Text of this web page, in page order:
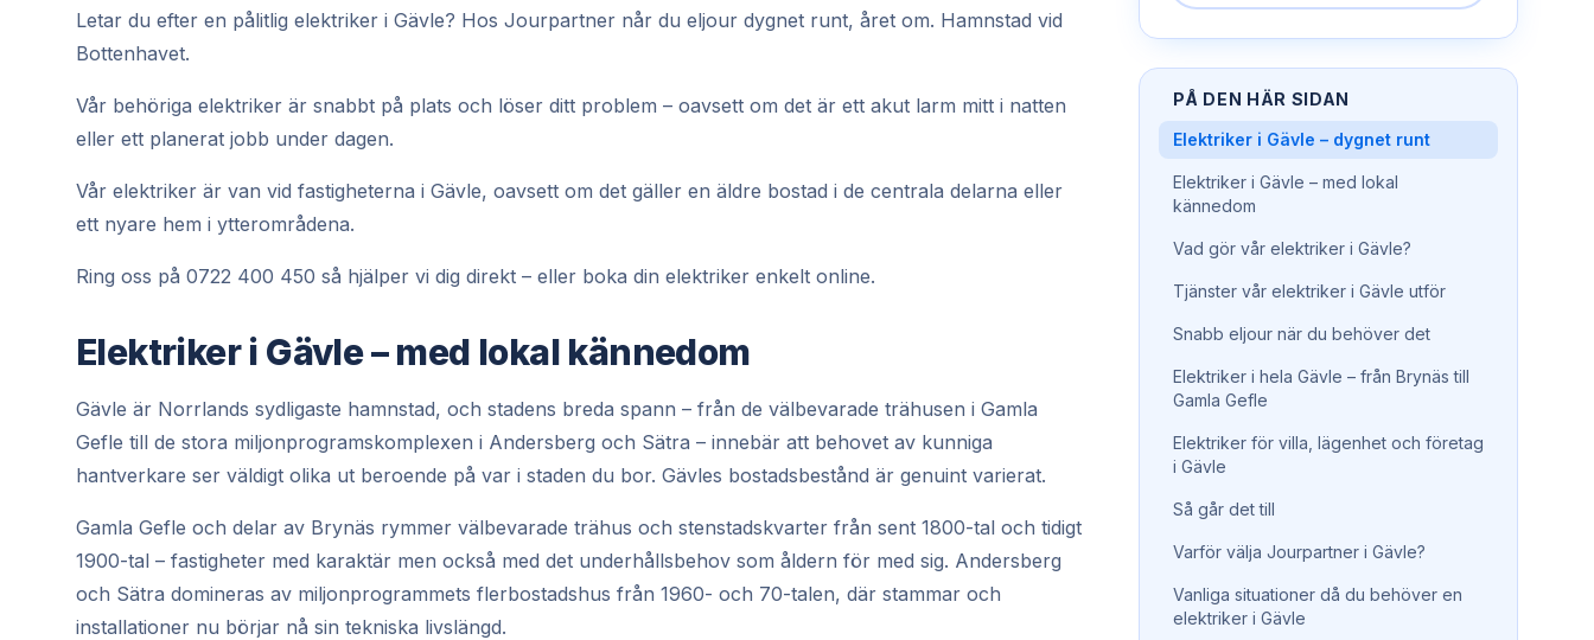
Letar du efter en pålitlig elektriker i Gävle? Hos Jourpartner når du eljour dygnet runt, året om. Hamnstad vid
Bottenhavet.
Vår behöriga elektriker är snabbt på plats och löser ditt problem – oavsett om det är ett akut larm mitt i natten
eller ett planerat jobb under dagen.
Vår elektriker är van vid fastigheterna i Gävle, oavsett om det gäller en äldre bostad i de centrala delarna eller
ett nyare hem i ytterområdena.
Ring oss på 0722 400 450 så hjälper vi dig direkt – eller boka din elektriker enkelt online.
Elektriker i Gävle – med lokal kännedom
Gävle är Norrlands sydligaste hamnstad, och stadens breda spann – från de välbevarade trähusen i Gamla
Gefle till de stora miljonprogramskomplexen i Andersberg och Sätra – innebär att behovet av kunniga
hantverkare ser väldigt olika ut beroende på var i staden du bor. Gävles bostadsbestånd är genuint varierat.
Gamla Gefle och delar av Brynäs rymmer välbevarade trähus och stenstadskvarter från sent 1800-tal och tidigt
1900-tal – fastigheter med karaktär men också med det underhållsbehov som åldern för med sig. Andersberg
och Sätra domineras av miljonprogrammets flerbostadshus från 1960- och 70-talen, där stammar och
installationer nu börjar nå sin tekniska livslängd.
PÅ DEN HÄR SIDAN
Elektriker i Gävle – dygnet runt
Elektriker i Gävle – med lokal
kännedom
Vad gör vår elektriker i Gävle?
Tjänster vår elektriker i Gävle utför
Snabb eljour när du behöver det
Elektriker i hela Gävle – från Brynäs till
Gamla Gefle
Elektriker för villa, lägenhet och företag
i Gävle
Så går det till
Varför välja Jourpartner i Gävle?
Vanliga situationer då du behöver en
elektriker i Gävle